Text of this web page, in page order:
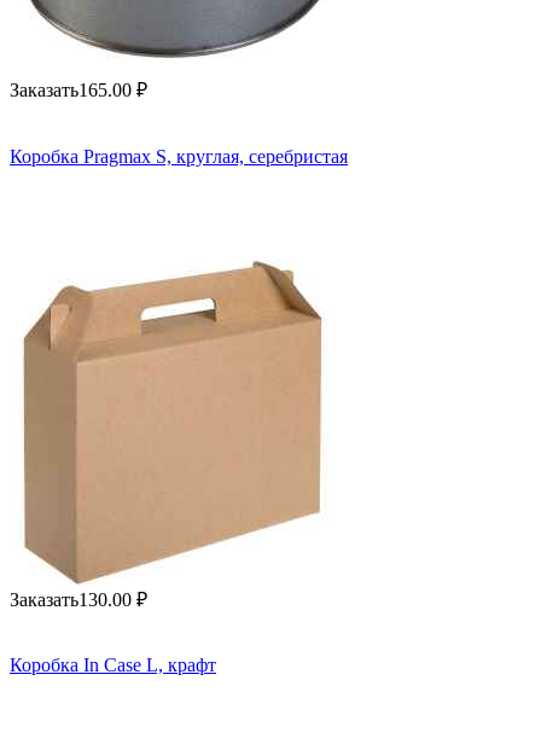
Заказать165.00 ₽
Коробка Pragmax S, круглая, серебристая
Заказать130.00 ₽
Коробка In Case L, крафт